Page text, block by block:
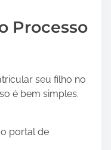
Processo
seu filho no
é bem simples.
portal de